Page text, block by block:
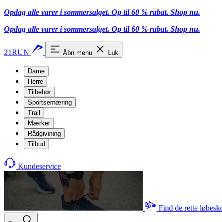
Opdag alle varer i sommersalget. Op til 60 % rabat. Shop nu.
Opdag alle varer i sommersalget. Op til 60 % rabat. Shop nu.
21RUN Åbn menu Luk
Dame
Herre
Tilbehør
Sportsernæring
Trail
Mærker
Rådgivining
Tilbud
Kundeservice
Find de rette